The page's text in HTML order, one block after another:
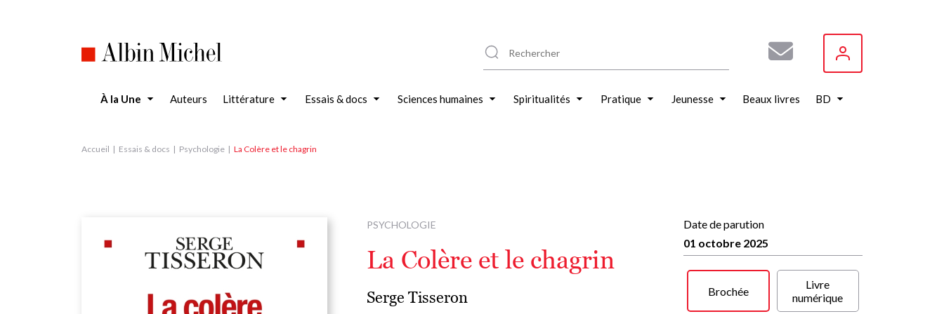
À la Une Auteurs Littérature Essais & docs Sciences humaines Spiritualités Pratique Jeunesse Beaux livres BD
Accueil Essais & docs Psychologie La Colère et le chagrin
PSYCHOLOGIE
La Colère et le chagrin
Serge Tisseron
Date de parution
01 octobre 2025
Brochée
Livre
numérique